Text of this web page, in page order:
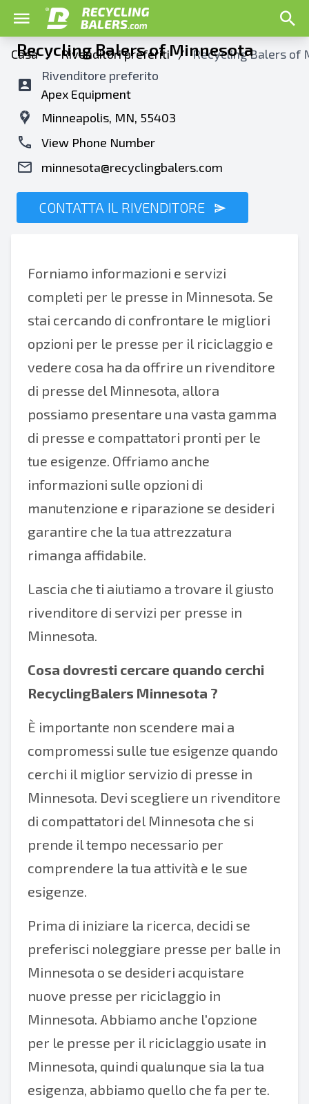
Casa / Rivenditori preferiti / Recycling Balers of
Recycling Balers of Minnesota
Rivenditore preferito
Apex Equipment
Minneapolis, MN, 55403
View Phone Number
minnesota@recyclingbalers.com
CONTATTA IL RIVENDITORE
Forniamo informazioni e servizi
completi per le presse in Minnesota. Se
stai cercando di confrontare le migliori
opzioni per le presse per il riciclaggio e
vedere cosa ha da offrire un rivenditore
di presse del Minnesota, allora
possiamo presentare una vasta gamma
di presse e compattatori pronti per le
tue esigenze. Offriamo anche
informazioni sulle opzioni di
manutenzione e riparazione se desideri
garantire che la tua attrezzatura
rimanga affidabile.
Lascia che ti aiutiamo a trovare il giusto
rivenditore di servizi per presse in
Minnesota.
Cosa dovresti cercare quando cerchi
RecyclingBalers Minnesota ?
È importante non scendere mai a
compromessi sulle tue esigenze quando
cerchi il miglior servizio di presse in
Minnesota. Devi scegliere un rivenditore
di compattatori del Minnesota che si
prende il tempo necessario per
comprendere la tua attività e le sue
esigenze.
Prima di iniziare la ricerca, decidi se
preferisci noleggiare presse per balle in
Minnesota o se desideri acquistare
nuove presse per riciclaggio in
Minnesota. Abbiamo anche l'opzione
per le presse per il riciclaggio usate in
Minnesota, quindi qualunque sia la tua
esigenza, abbiamo quello che fa per te.